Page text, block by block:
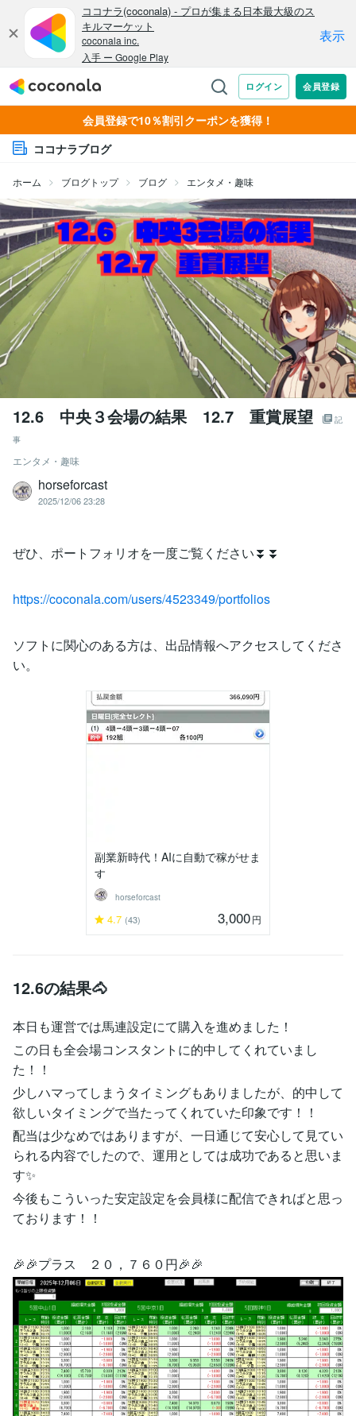
会員登録で10％割引クーポンを獲得！
ココナラブログ
ホーム ブログトップ ブログ エンタメ・趣味
12.6 中央３会場の結果 12.7 重賞展望
記
事
エンタメ・趣味
horseforcast
2025/12/06 23:28
ぜひ、ポートフォリオを一度ご覧ください⏬⏬
https://coconala.com/users/4523349/portfolios
ソフトに関心のある方は、出品情報へアクセスしてくださ
い。
副業新時代！AIに自動で稼がせま
す
horseforcast
4.7 (43) 3,000円
12.6の結果🐴
本日も運営では馬連設定にて購入を進めました！
この日も全会場コンスタントに的中してくれていまし
た！！
少しハマってしまうタイミングもありましたが、的中して
欲しいタイミングで当たってくれていた印象です！！
配当は少なめではありますが、一日通じて安心して見てい
られる内容でしたので、運用としては成功であると思いま
す✨
今後もこういった安定設定を会員様に配信できればと思っ
ております！！
🎉🎉プラス ２０，７６０円🎉🎉